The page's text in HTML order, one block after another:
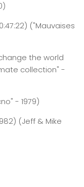
0:47:22) ("Mauvaises
the world
collection" -
- 1979)
(Jeff & Mike